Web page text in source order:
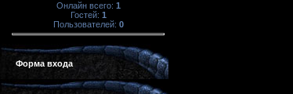
Онлайн всего: 1
Гостей: 1
Пользователей: 0
Форма входа